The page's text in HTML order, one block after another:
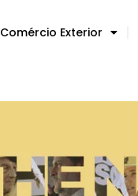
Comércio Exterior